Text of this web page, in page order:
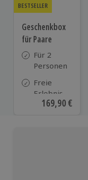
BESTSELLER
Geschenkbox
für Paare
Für 2
Personen
Freie
Erlebnis-
Auswahl
Aktueller Preis
169,90 €